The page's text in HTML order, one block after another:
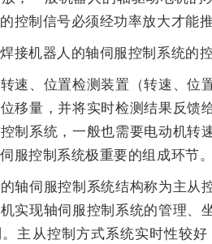
控制信号必须经功率放大才能
机器人的轴伺服控制系统的控
、位置检测装置（转速、位
移量，并将实时检测结果反馈
制系统，一般也需要电动机转
服控制系统极重要的组成环节。
伺服控制系统结构称为主从
实现轴伺服控制系统的管理、
主从控制方式系统实时性较